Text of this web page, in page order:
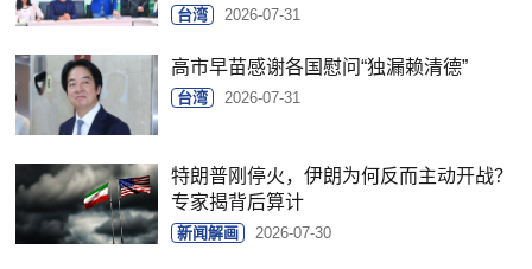
台湾 2026-07-31
高市早苗感谢各国慰问“独漏赖清德”
台湾 2026-07-31
特朗普刚停火，伊朗为何反而主动开战？
专家揭背后算计
新闻解画 2026-07-30